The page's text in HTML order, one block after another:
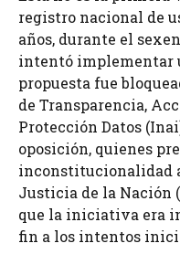
registro nacional de
años, durante el
intentó implementar
propuesta fue
de Transparencia,
Protección Datos
oposición, quienes
inconstitucionalidad
Justicia de la Nación
que la iniciativa era
fin a los intentos